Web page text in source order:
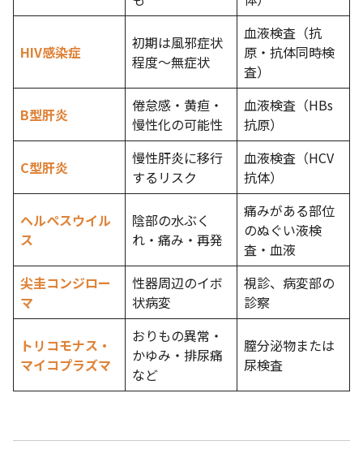
HIV感染症
初期は風邪症状
程度～無症状
血液検査（抗
原・抗体同時検
査）
B型肝炎
倦怠感・黄疸・
慢性化の可能性
血液検査（HBs
抗原）
C型肝炎
慢性肝炎に移行
するリスク
血液検査（HCV
抗体）
ヘルペスウイル
ス
陰部の水ぶく
れ・痛み・再発
痛みがある部位
のぬぐい液検
査・血液
尖圭コンジロー
マ
性器周辺のイボ
状病変
視診、病変部の
診察
トリコモナス・
マイコプラズマ
おりもの異常・
かゆみ・排尿痛
など
膣分泌物または
尿検査